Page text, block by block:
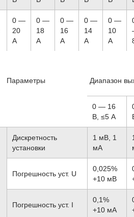
0 —
20
A
0 —
18
A
0 —
16
A
0 —
14
A
0 —
10
A
Параметры
Диапазон
0 — 16
В, ≤5 А
Дискретность
установки
1 мВ, 1
мА
Погрешность уст. U
0,025%
+10 мВ
Погрешность уст. I
0,1%
+10 мА